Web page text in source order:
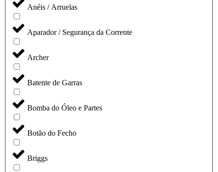
Anéis / Arruelas
Aparador / Segurança da Corrente
Archer
Batente de Garras
Bomba do Óleo e Partes
Botão do Fecho
Briggs